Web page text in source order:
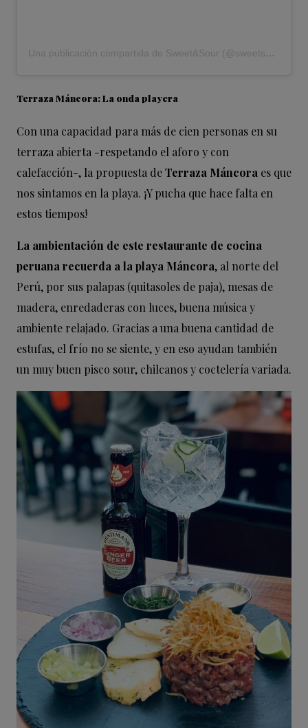
Una publicación compartida de Sweet&Sour (@sweetsourbar)
Terraza Máncora: La onda playera
Con una capacidad para más de cien personas en su
terraza abierta -respetando el aforo y con
calefacción-, la propuesta deTerraza Máncora es que
nos sintamos en la playa. ¡Y pucha que hace falta en
estos tiempos!
La ambientación de este restaurante de cocina
peruana recuerda a la playa Máncora, al norte del
Perú, por sus palapas (quitasoles de paja), mesas de
madera, enredaderas con luces, buena música y
ambiente relajado. Gracias a una buena cantidad de
estufas, el frío no se siente, y en eso ayudan también
un muy buen pisco sour, chilcanos y coctelería variada.